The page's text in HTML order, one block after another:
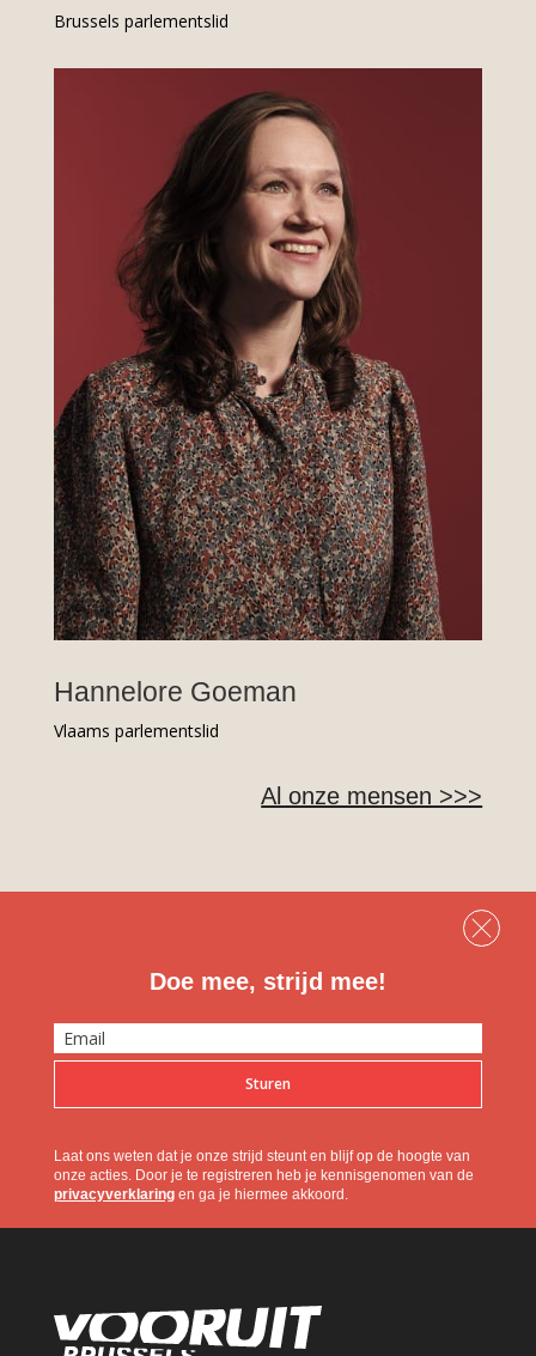
Brussels parlementslid
Hannelore Goeman
Vlaams parlementslid
Al onze mensen >>>
Doe mee, strijd mee!
Sturen
Laat ons weten dat je onze strijd steunt en blijf op de hoogte van
onze acties. Door je te registreren heb je kennisgenomen van de
privacyverklaringen ga je hiermee akkoord.